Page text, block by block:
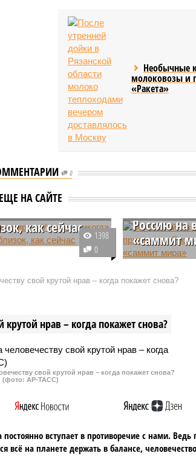
Необычные
молоковозы и
«Ракета»
0
ЕЩЕ НА САЙТЕ
мир на
как сейчас
сегодня
Кэролайн Ливитт
1398
0
Россию на
«саммит
Киев
этом
событие
свой крутой нрав – когда покажет снова?
нрав – когда покажет снова?
свой крутой нрав – когда покажет снова?
(фото: АР-ТАСС)
постоянно вступает в противоречие с нами. Ведь
всё на планете держать в балансе,